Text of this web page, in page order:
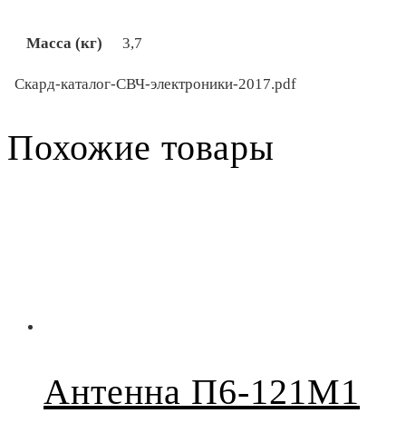
Масса (кг) 3,7
Скард-каталог-СВЧ-электроники-2017.pdf
Похожие товары
Антенна П6-121М1